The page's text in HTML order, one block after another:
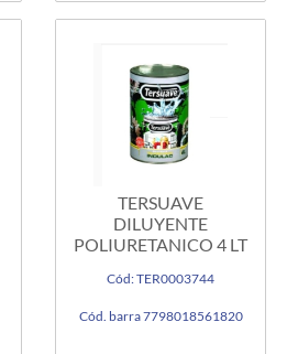
TERSUAVE
DILUYENTE
POLIURETANICO 4 LT
Cód: TER0003744
Cód. barra 7798018561820